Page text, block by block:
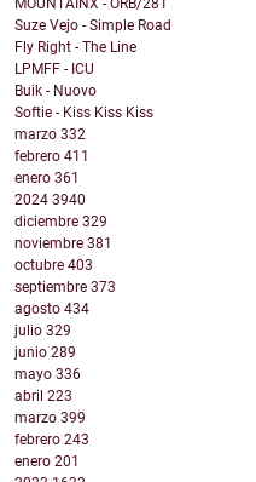
MOUNTAINX - ORB/281
Suze Vejo - Simple Road
Fly Right - The Line
LPMFF - ICU
Buik - Nuovo
Softie - Kiss Kiss Kiss
marzo 332
febrero 411
enero 361
2024 3940
diciembre 329
noviembre 381
octubre 403
septiembre 373
agosto 434
julio 329
junio 289
mayo 336
abril 223
marzo 399
febrero 243
enero 201